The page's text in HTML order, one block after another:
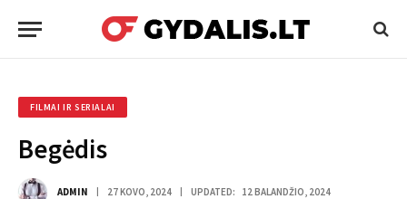
FILMAI IR SERIALAI
Begėdis
ADMIN 27 KOVO, 2024 UPDATED: 12 BALANDŽIO, 2024